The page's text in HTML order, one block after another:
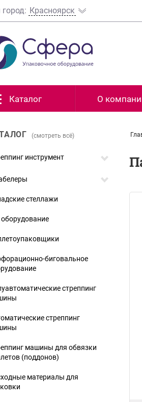
Красноярск
Каталог О
(смотреть всё)
инструмент
стеллажи
биговальное
стреппинг
стреппинг
машины для обвязки
(поддонов)
материалы для